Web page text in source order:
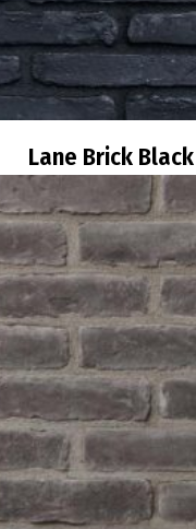
Lane Brick Black